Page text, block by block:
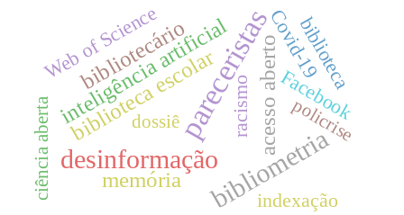
pareceristas
desinformaçãobibliometria
biblioteca escolar acesso aberto
inteligência artificial
bibliotecário
memória
Facebook
racismo
biblioteca
Web of Science
indexação
Covid-19
dossiê policrise
ciência aberta